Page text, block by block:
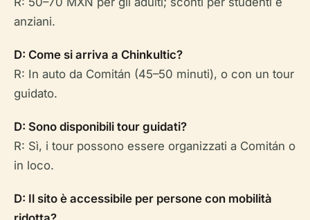
anziani.
D: Come si arriva a Chinkultic?
R: In auto da Comitán (45–50 minuti), o con un tour
guidato.
D: Sono disponibili tour guidati?
R: Sì, i tour possono essere organizzati a Comitán o
in loco.
D: Il sito è accessibile per persone con mobilità